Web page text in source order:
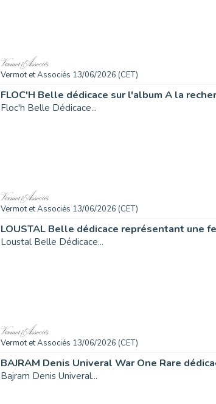
Vermot et Associés 13/06/2026 (CET)
FLOC'H Belle dédicace sur l'album A la
Floc'h Belle Dédicace...
Vermot et Associés 13/06/2026 (CET)
LOUSTAL Belle dédicace représentant une
Loustal Belle Dédicace...
Vermot et Associés 13/06/2026 (CET)
BAJRAM Denis Univeral War One Rare
Bajram Denis Univeral...